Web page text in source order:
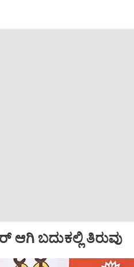
ಆಗಿ ಬದುಕಲ್ಲಿ ತಿರುವು